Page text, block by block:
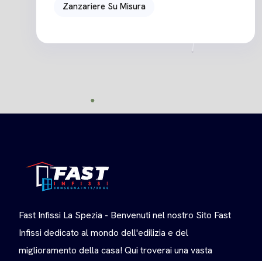
Zanzariere Su Misura
Fast Infissi La Spezia - Benvenuti nel nostro Sito Fast
Infissi dedicato al mondo dell'edilizia e del
miglioramento della casa! Qui troverai una vasta